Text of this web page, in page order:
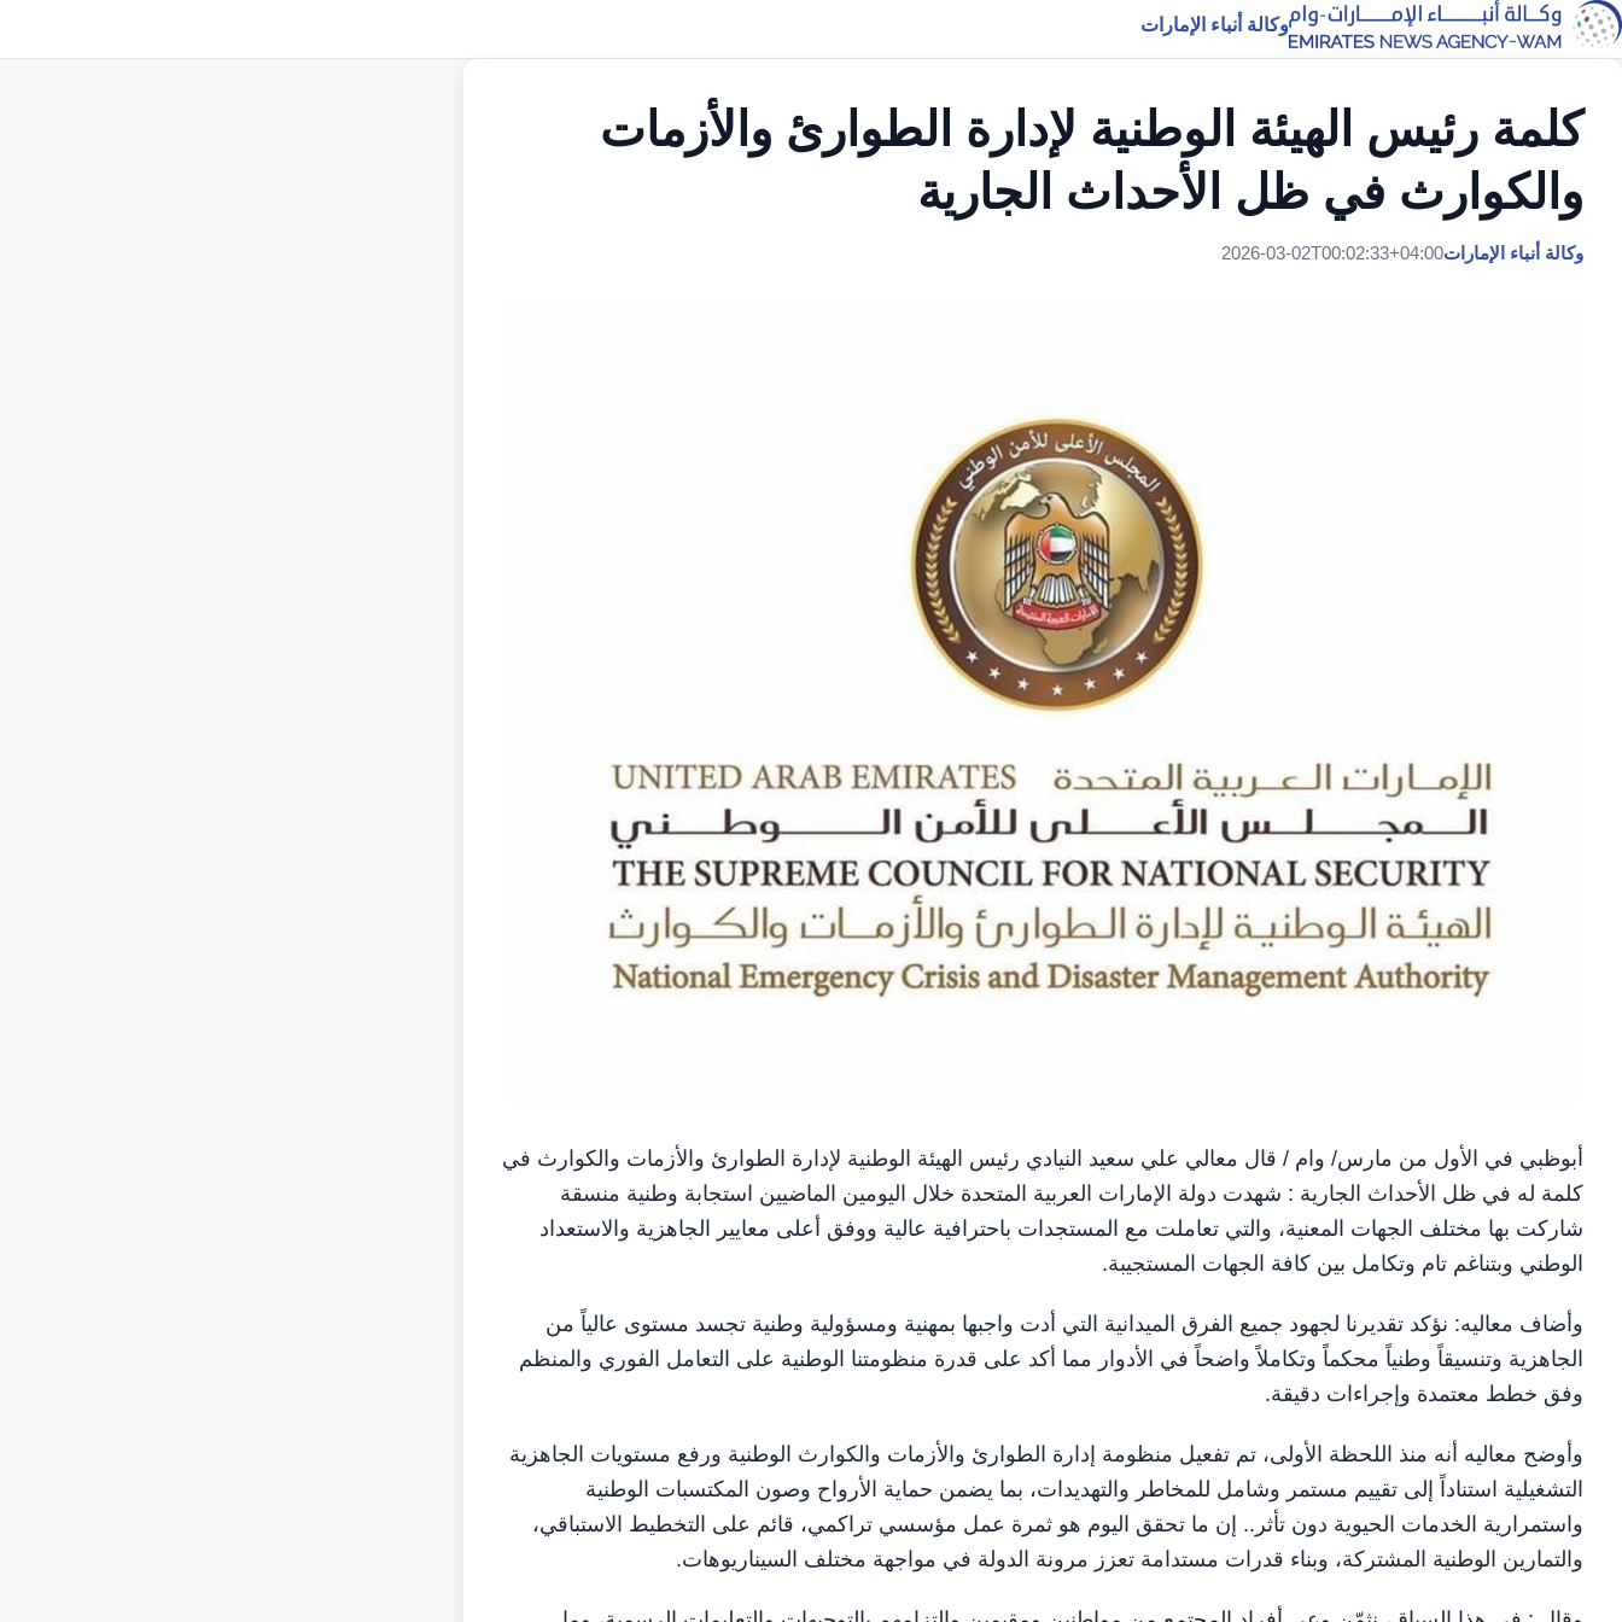
وكالة أنباء الإمارات
كلمة رئيس الهيئة الوطنية لإدارة الطوارئ والأزمات
والكوارث في ظل الأحداث الجارية
وكالة أنباء الإمارات2026-03-02T00:02:33+04:00
أبوظبي في الأول من مارس/ وام / قال معالي علي سعيد النيادي رئيس الهيئة الوطنية لإدارة الطوارئ والأزمات والكوارث في
كلمة له في ظل الأحداث الجارية : شهدت دولة الإمارات العربية المتحدة خلال اليومين الماضيين استجابة وطنية منسقة
شاركت بها مختلف الجهات المعنية، والتي تعاملت مع المستجدات باحترافية عالية ووفق أعلى معايير الجاهزية والاستعداد
الوطني وبتناغم تام وتكامل بين كافة الجهات المستجيبة.
وأضاف معاليه: نؤكد تقديرنا لجهود جميع الفرق الميدانية التي أدت واجبها بمهنية ومسؤولية وطنية تجسد مستوى عالياً من
الجاهزية وتنسيقاً وطنياً محكماً وتكاملاً واضحاً في الأدوار مما أكد على قدرة منظومتنا الوطنية على التعامل الفوري والمنظم
وفق خطط معتمدة وإجراءات دقيقة.
وأوضح معاليه أنه منذ اللحظة الأولى، تم تفعيل منظومة إدارة الطوارئ والأزمات والكوارث الوطنية ورفع مستويات الجاهزية
التشغيلية استناداً إلى تقييم مستمر وشامل للمخاطر والتهديدات، بما يضمن حماية الأرواح وصون المكتسبات الوطنية
واستمرارية الخدمات الحيوية دون تأثر.. إن ما تحقق اليوم هو ثمرة عمل مؤسسي تراكمي، قائم على التخطيط الاستباقي،
والتمارين الوطنية المشتركة، وبناء قدرات مستدامة تعزز مرونة الدولة في مواجهة مختلف السيناريوهات.